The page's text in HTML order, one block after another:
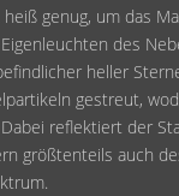
genug, um das
des
heller
gestreut,
reflektiert der
größtenteils auch